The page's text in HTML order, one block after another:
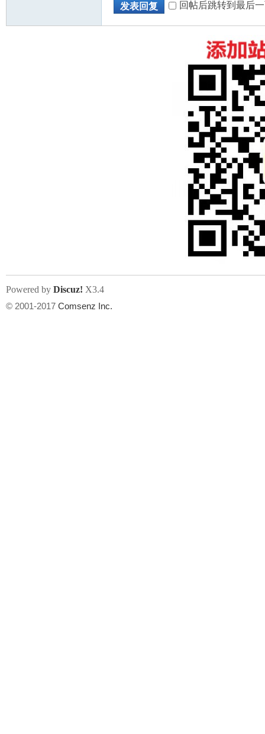
发表回复 回帖后跳转到最后
Powered by Discuz! X3.4
© 2001-2017 Comsenz Inc.